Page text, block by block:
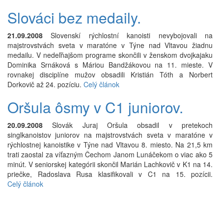
Slováci bez medaily.
21.09.2008 Slovenskí rýchlostní kanoisti nevybojovali na
majstrovstvách sveta v maratóne v Týne nad Vltavou žiadnu
medailu. V nedeľňajšom programe skončili v ženskom dvojkajaku
Dominika Srnáková s Máriou Bandžákovou na 11. mieste. V
rovnakej disciplíne mužov obsadili Kristián Tóth a Norbert
Dorkovič až 24. pozíciu. Celý článok
Oršula ôsmy v C1 juniorov.
20.09.2008 Slovák Juraj Oršula obsadil v pretekoch
singlkanoistov juniorov na majstrovstvách sveta v maratóne v
rýchlostnej kanoistike v Týne nad Vltavou 8. miesto. Na 21,5 km
trati zaostal za víťazným Čechom Janom Lunáčekom o viac ako 5
minút. V seniorskej kategórii skončil Marián Lachkovič v K1 na 14.
priečke, Radoslava Rusa klasifikovali v C1 na 15. pozícii.
Celý článok